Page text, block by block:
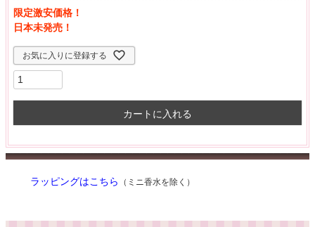
限定激安価格！
日本未発売！
お気に入りに登録する
カートに入れる
ラッピングはこちら （ミニ香水を除く）